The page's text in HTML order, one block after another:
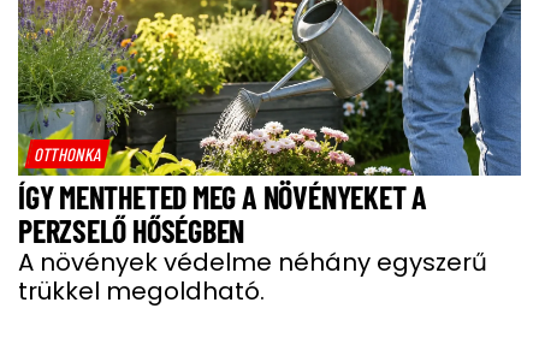
OTTHONKA
ÍGY MENTHETED MEG A NÖVÉNYEKET A
PERZSELŐ HŐSÉGBEN
A növények védelme néhány egyszerű
trükkel megoldható.